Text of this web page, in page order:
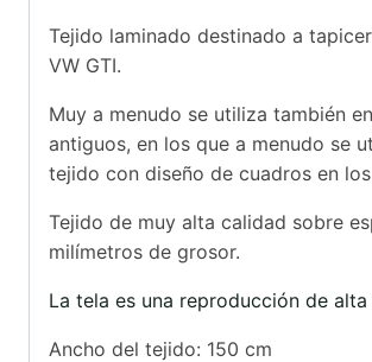
Tejido laminado destinado a
VW GTI.
Muy a menudo se utiliza también
antiguos, en los que a menudo se
tejido con diseño de cuadros en
Tejido de muy alta calidad sobre
milímetros de grosor.
La tela es una reproducción de
Ancho del tejido: 150 cm